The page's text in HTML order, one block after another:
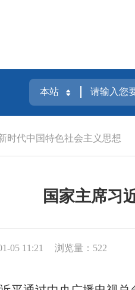
时代中国特色社会主义思想
国家主席习
05 11:21 浏览量：522